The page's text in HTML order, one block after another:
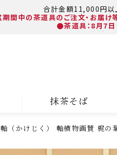
合計金額11,000円以
期間中の茶道具のご注文・お届け
●茶道具：8月7日
抹茶そば
（かけじく） 軸横物画賛 梶の